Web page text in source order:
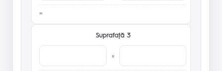
Suprafaţă 3
×